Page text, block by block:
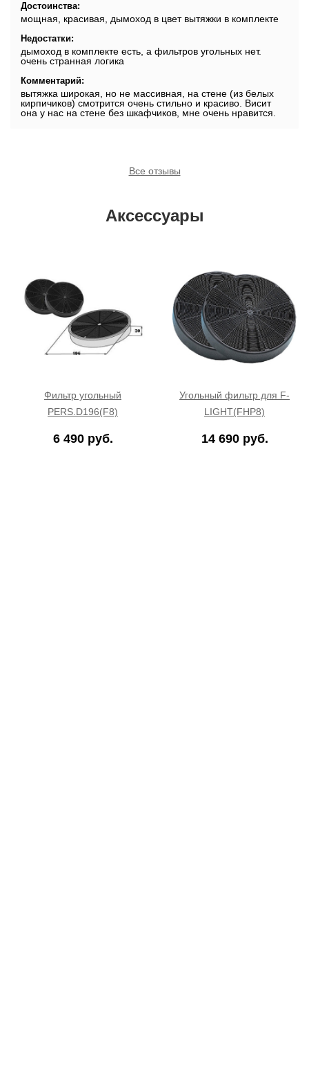
Достоинства:
мощная, красивая, дымоход в цвет вытяжки в комплекте
Недостатки:
дымоход в комплекте есть, а фильтров угольных нет.
очень странная логика
Комментарий:
вытяжка широкая, но не массивная, на стене (из белых
кирпичиков) смотрится очень стильно и красиво. Висит
она у нас на стене без шкафчиков, мне очень нравится.
Все отзывы
Аксессуары
Фильтр угольный
PERS.D196(F8)
6 490 руб.
Угольный фильтр для F-
LIGHT(FHP8)
14 690 руб.